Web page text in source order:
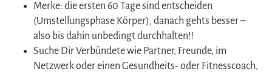
Merke: die ersten 60 Tage sind entscheiden
(Umstellungsphase Körper), danach gehts besser –
also bis dahin unbedingt durchhalten!!
Suche Dir Verbündete wie Partner, Freunde, im
Netzwerk oder einen Gesundheits- oder Fitnesscoach,